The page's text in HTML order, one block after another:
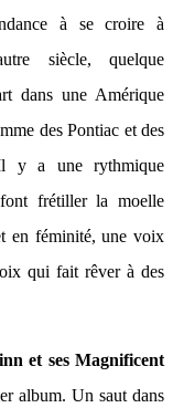
à se croire à
siècle, quelque
dans une Amérique
des Pontiac et des
y a une rythmique
frétiller la moelle
en féminité, une voix
qui fait rêver à des
et ses Magnificent
album. Un saut dans